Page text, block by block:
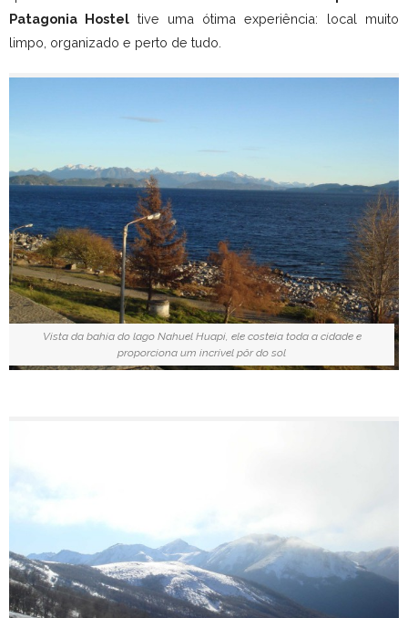
Patagonia Hostel tive uma ótima experiência: local muito
limpo, organizado e perto de tudo.
Vista da bahia do lago Nahuel Huapi, ele costeia toda a cidade e
proporciona um incrível pôr do sol